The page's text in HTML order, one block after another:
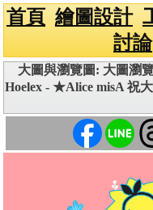
首頁 繪圖設計
討論
大圖與瀏覽圖: 大圖瀏
Hoelex - ★Alice misA 祝